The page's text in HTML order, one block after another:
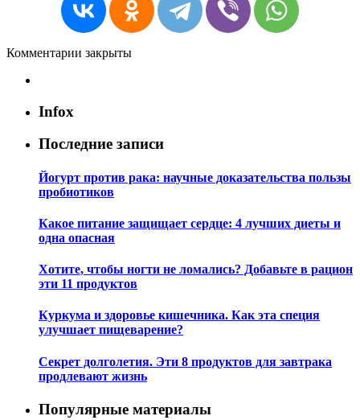
Комментарии закрыты
Infox
Последние записи
Йогурт против рака: научные доказательства пользы
пробиотиков
Какое питание защищает сердце: 4 лучших диеты и
одна опасная
Хотите, чтобы ногти не ломались? Добавьте в рацион
эти 11 продуктов
Куркума и здоровье кишечника. Как эта специя
улучшает пищеварение?
Секрет долголетия. Эти 8 продуктов для завтрака
продлевают жизнь
Популярные материалы